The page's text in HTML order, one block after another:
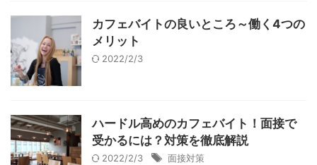
カフェバイトの良いところ～働く4つの
メリット
2022/2/3
ハードル高めのカフェバイト！面接で
受かるには？対策を徹底解説
2022/2/3 面接対策